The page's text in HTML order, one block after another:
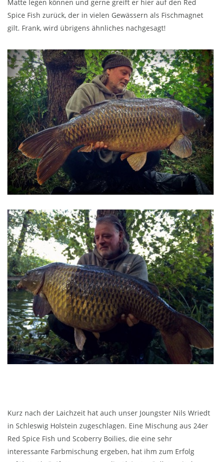
Matte legen können und gerne greift er hier auf den Red
Spice Fish zurück, der in vielen Gewässern als Fischmagnet
gilt. Frank, wird übrigens ähnliches nachgesagt!
Kurz nach der Laichzeit hat auch unser Joungster Nils Wriedt
in Schleswig Holstein zugeschlagen. Eine Mischung aus 24er
Red Spice Fish und Scoberry Boilies, die eine sehr
interessante Farbmischung ergeben, hat ihm zum Erfolg